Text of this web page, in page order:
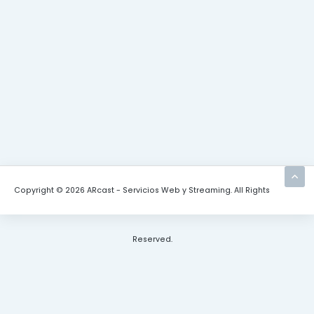
Copyright © 2026 ARcast - Servicios Web y Streaming. All Rights
Reserved.